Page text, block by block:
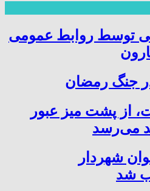
توسط روابط عمومی
جنگ رمضان
از پشت میز عبور
می‌رسد
شهردار
شد